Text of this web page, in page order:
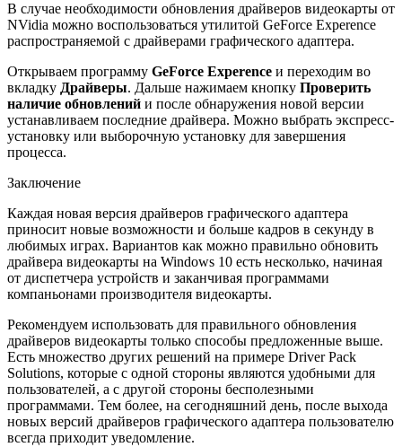
В случае необходимости обновления драйверов видеокарты от
NVidia можно воспользоваться утилитой GeForce Experence
распространяемой с драйверами графического адаптера.
Открываем программу GeForce Experence и переходим во
вкладку Драйверы. Дальше нажимаем кнопку Проверить
наличие обновлений и после обнаружения новой версии
устанавливаем последние драйвера. Можно выбрать экспресс-
установку или выборочную установку для завершения
процесса.
Заключение
Каждая новая версия драйверов графического адаптера
приносит новые возможности и больше кадров в секунду в
любимых играх. Вариантов как можно правильно обновить
драйвера видеокарты на Windows 10 есть несколько, начиная
от диспетчера устройств и заканчивая программами
компаньонами производителя видеокарты.
Рекомендуем использовать для правильного обновления
драйверов видеокарты только способы предложенные выше.
Есть множество других решений на примере Driver Pack
Solutions, которые с одной стороны являются удобными для
пользователей, а с другой стороны бесполезными
программами. Тем более, на сегодняшний день, после выхода
новых версий драйверов графического адаптера пользователю
всегда приходит уведомление.